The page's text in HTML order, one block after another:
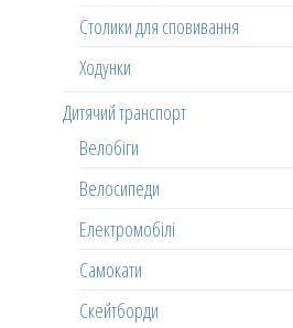
Столики для сповивання
Ходунки
Дитячий транспорт
Велобіги
Велосипеди
Електромобілі
Самокати
Скейтборди